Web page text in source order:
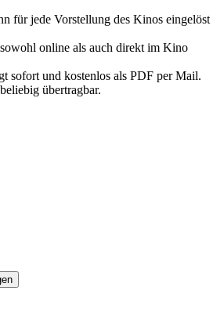
für jede Vorstellung des Kinos eingelöst
online als auch direkt im Kino
sofort und kostenlos als PDF per Mail.
übertragbar.